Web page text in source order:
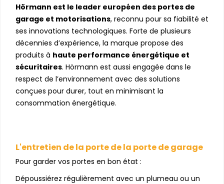
Hörmann est le leader européen des portes de
garage et motorisations, reconnu pour sa fiabilité et
ses innovations technologiques. Forte de plusieurs
décennies d’expérience, la marque propose des
produits à haute performance énergétique et
sécuritaires. Hörmann est aussi engagée dans le
respect de l’environnement avec des solutions
conçues pour durer, tout en minimisant la
consommation énergétique.
L'entretien de la porte de la porte de garage
Pour garder vos portes en bon état :
Dépoussiérez régulièrement avec un plumeau ou un